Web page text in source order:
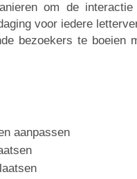
om de
voor iedere
bezoekers te boeien
aanpassen